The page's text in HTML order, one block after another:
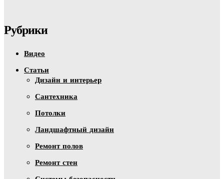
Рубрики
Видео
Статьи
Дизайн и интерьер
Сантехника
Потолки
Ландшафтный дизайн
Ремонт полов
Ремонт стен